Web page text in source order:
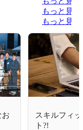
もっと見る
もっと見る
お
スキルフィ
ト?!